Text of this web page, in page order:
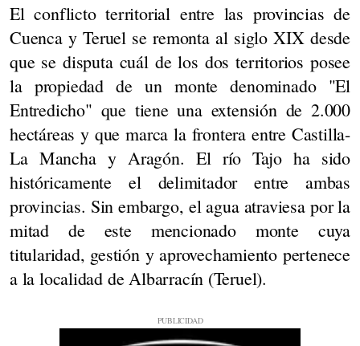
El conflicto territorial entre las provincias de
Cuenca y Teruel se remonta al siglo XIX desde
que se disputa cuál de los dos territorios posee
la propiedad de un monte denominado "El
Entredicho" que tiene una extensión de 2.000
hectáreas y que marca la frontera entre Castilla-
La Mancha y Aragón. El río Tajo ha sido
históricamente el delimitador entre ambas
provincias. Sin embargo, el agua atraviesa por la
mitad de este mencionado monte cuya
titularidad, gestión y aprovechamiento pertenece
a la localidad de Albarracín (Teruel).